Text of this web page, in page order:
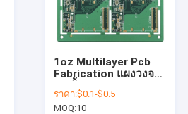
1oz Multilayer Pcb
Fabrication แผงวงจร
ราคา:$0.1-$0.5
MOQ:10